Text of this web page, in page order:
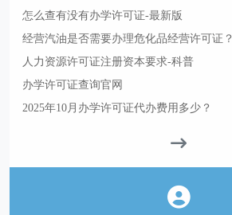
怎么查有没有办学许可证-最新版
经营汽油是否需要办理危化品经营许可证？
人力资源许可证注册资本要求-科普
办学许可证查询官网
2025年10月办学许可证代办费用多少？